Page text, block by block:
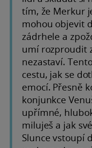
tím, že Merkur
mohou objevit
zádrhele a
umí rozproudit
nezastaví.
cestu, jak se
emocí. Přesně
konjunkce
upřímné,
miluješ a jak
Slunce vstoupí